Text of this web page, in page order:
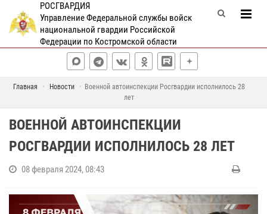
РОСГВАРДИЯ
Управление Федеральной службы войск
национальной гвардии Российской
Федерации по Костромской области
Главная Новости
Военной автоинспекции Росгвардии исполнилось 28
лет
ВОЕННОЙ АВТОИНСПЕКЦИИ
РОСГВАРДИИ ИСПОЛНИЛОСЬ 28 ЛЕТ
08 февраля 2024, 08:43